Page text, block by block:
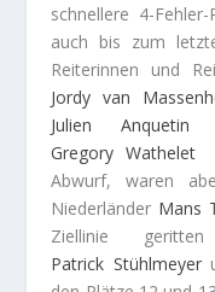
schnellere 4-
auch bis zum
Reiterinnen und
Jordy van
Julien
Anquetin
Gregory Wathelet
Abwurf, waren
Niederländer Mans
Ziellinie
Patrick Stühlmeyer